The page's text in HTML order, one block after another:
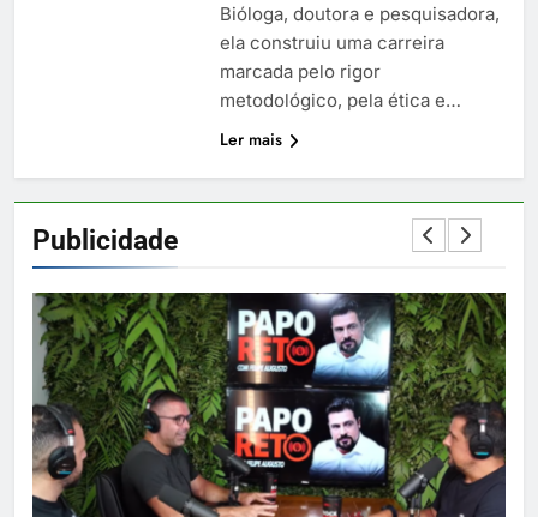
Bióloga, doutora e pesquisadora,
ela construiu uma carreira
marcada pelo rigor
metodológico, pela ética e…
Ler mais
Publicidade